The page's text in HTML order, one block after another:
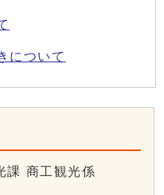
について
課 商工観光係